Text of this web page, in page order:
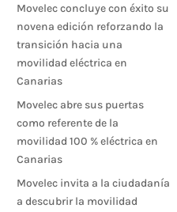
Movelec concluye con éxito su
novena edición reforzando la
transición hacia una
movilidad eléctrica en
Canarias
Movelec abre sus puertas
como referente de la
movilidad 100 % eléctrica en
Canarias
Movelec invita a la ciudadanía
a descubrir la movilidad